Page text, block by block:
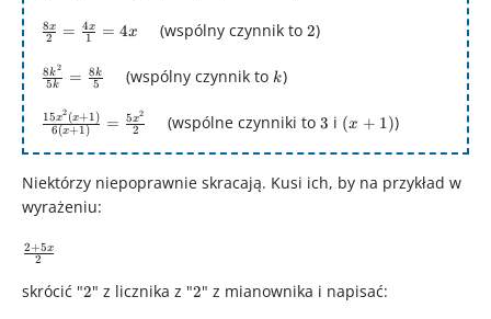
\frac{2}
{1} =
2\quad
\frac{8x}
{2} =
\frac{4x}
{1} =
4x\quad
2
8x = 1
4x = 4x (wspólny czynnik to 2
2)
\frac{8k^{2}}
{5k} =
\frac{8k}
{5}\quad
5k
8k2 = 5
8k (wspólny czynnik tok
k)
\frac{15x^2(x
+ 1)}
\frac{5x^{2}}
{2}\quad
6(x+1)
15x2 (x+1) = 2
5x2 (wspólne czynniki to3
3 i (x+1)
(x + 1))
Niektórzy niepoprawnie skracają. Kusi ich, by na przykład w
wyrażeniu:
\frac{2
+ 5x}
{2}
2
2+5x
skrócić "2
2" z licznika z "2
2" z mianownika i napisać: